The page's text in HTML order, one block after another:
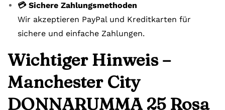
💳 Sichere Zahlungsmethoden
Wir akzeptieren PayPal und Kreditkarten für
sichere und einfache Zahlungen.
Wichtiger Hinweis –
Manchester City
DONNARUMMA 25 Rosa